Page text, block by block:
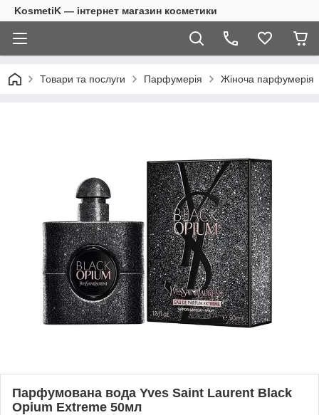
KosmetiK — інтернет магазин косметики
Товари та послуги Парфумерія Жіноча парфумерія
Парфумована вода Yves Saint Laurent Black
Opium Extreme 50мл